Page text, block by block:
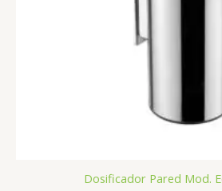
Dosificador Pared Mod.